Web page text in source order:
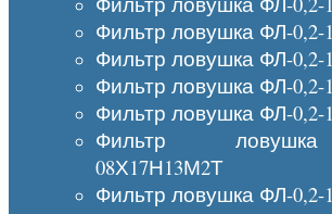
Фильтр ловушка ФЛ-0,2-
Фильтр ловушка ФЛ-0,2-
Фильтр ловушка ФЛ-0,2-
Фильтр ловушка ФЛ-0,2-
Фильтр
08Х17Н13М2Т
Фильтр ловушка ФЛ-0,2-